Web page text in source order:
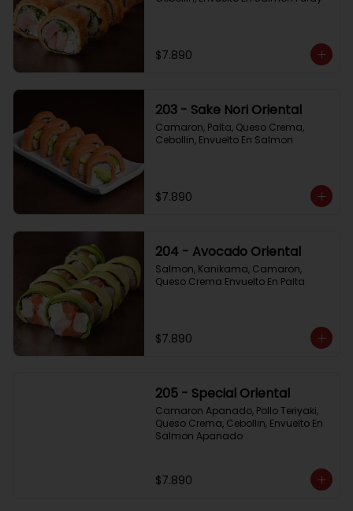
$7.890
203 - Sake Nori Oriental
Camaron, Palta, Queso Crema,
Cebollin, Envuelto En Salmon
$7.890
204 - Avocado Oriental
Salmon, Kanikama, Camaron,
Queso Crema Envuelto En Palta
$7.890
205 - Special Oriental
Camaron Apanado, Pollo Teriyaki,
Queso Crema, Cebollin, Envuelto En
Salmon Apanado
$7.890